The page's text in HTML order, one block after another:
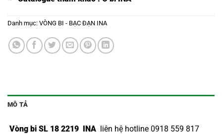
Danh mục: VÒNG BI - BẠC ĐẠN INA
MÔ TẢ
Vòng bi SL 18 2219 INA liên hệ hotline 0918 559 817